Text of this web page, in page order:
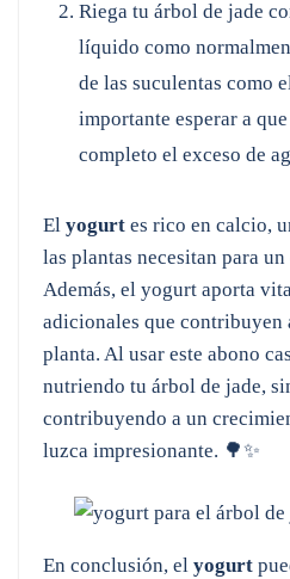
Riega tu árbol de jade
líquido como
de las suculentas como
importante esperar a
completo el exceso de
El yogurt es rico en calcio,
las plantas necesitan para
Además, el yogurt aporta
adicionales que contribuyen
planta. Al usar este abono
nutriendo tu árbol de jade,
contribuyendo a un
luzca impresionante. 🌳✨
En conclusión, el yogurt